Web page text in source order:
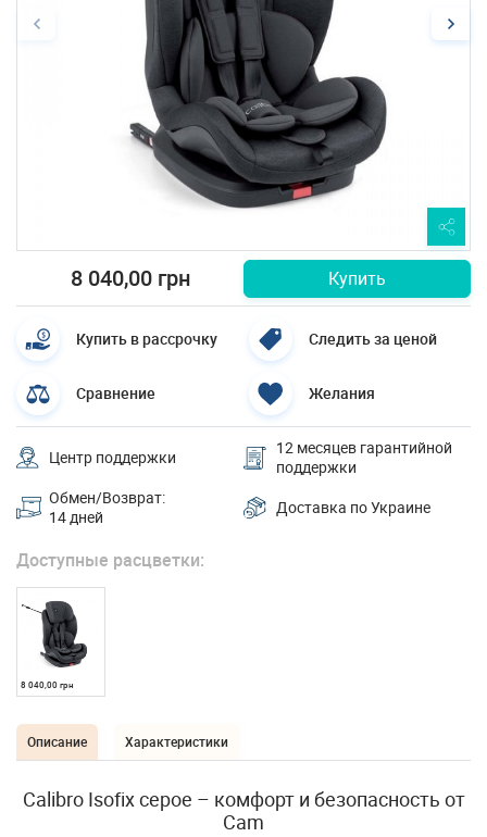
8 040,00 грн Купить
Купить в рассрочку Следить за ценой
Сравнение Желания
Центр поддержки
12 месяцев гарантийной
поддержки
Обмен/Возврат:
14 дней
Доставка по Украине
Доступные расцветки:
8 040,00 грн
Описание Характеристики
Calibro Isofix серое – комфорт и безопасность от
Cam